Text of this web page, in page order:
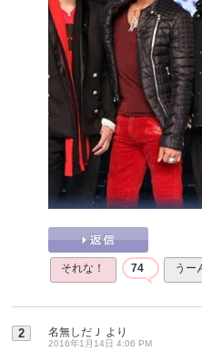
それな！ 74 うー
2 名無しだＪ より
2016年1月14日 4:06 PM